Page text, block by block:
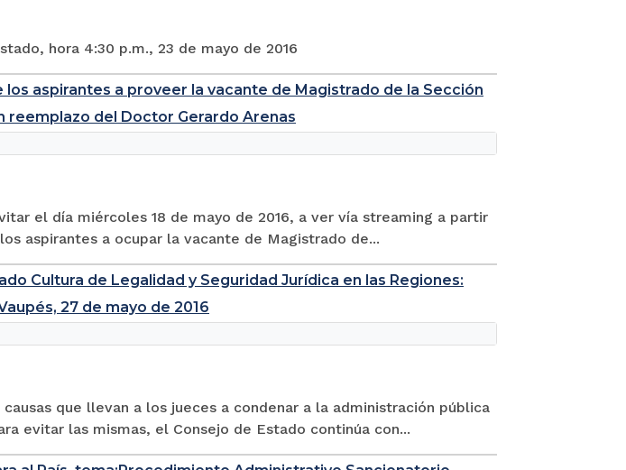
hora 4:30 p.m., 23 de mayo de 2016
aspirantes a proveer la vacante de Magistrado de la Sección
reemplazo del Doctor Gerardo Arenas
el día miércoles 18 de mayo de 2016, a ver vía streaming a partir
aspirantes a ocupar la vacante de Magistrado de...
Cultura de Legalidad y Seguridad Jurídica en las Regiones:
27 de mayo de 2016
que llevan a los jueces a condenar a la administración pública
evitar las mismas, el Consejo de Estado continúa con...